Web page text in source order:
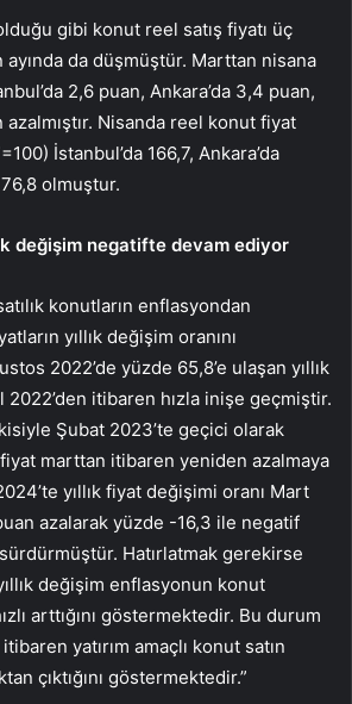
gibi konut reel satış fiyatı üç
da düşmüştür. Marttan nisana
2,6 puan, Ankara’da 3,4 puan,
azalmıştır. Nisanda reel konut fiyat
İstanbul’da 166,7, Ankara’da
olmuştur.
değişim negatifte devam ediyor
konutların enflasyondan
yıllık değişim oranını
2022’de yüzde 65,8’e ulaşan yıllık
2022’den itibaren hızla inişe geçmiştir.
Şubat 2023’te geçici olarak
marttan itibaren yeniden azalmaya
yıllık fiyat değişimi oranı Mart
azalarak yüzde -16,3 ile negatif
Hatırlatmak gerekirse
değişim enflasyonun konut
arttığını göstermektedir. Bu durum
yatırım amaçlı konut satın
çıktığını göstermektedir.”